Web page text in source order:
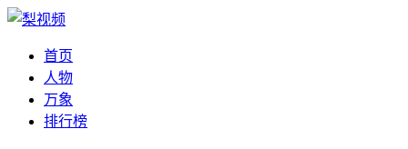
首页
人物
万象
排行榜